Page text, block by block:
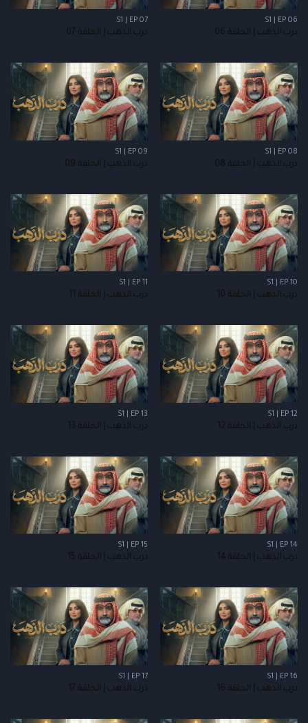
S1 | EP 06
درب الذهب | الحلقة 06
S1 | EP 07
درب الذهب | الحلقة 07
S1 | EP 08
درب الذهب | الحلقة 08
S1 | EP 09
درب الذهب | الحلقة 09
S1 | EP 10
درب الذهب | الحلقة 10
S1 | EP 11
درب الذهب | الحلقة 11
S1 | EP 12
درب الذهب | الحلقة 12
S1 | EP 13
درب الذهب | الحلقة 13
S1 | EP 14
درب الذهب | الحلقة 14
S1 | EP 15
درب الذهب | الحلقة 15
S1 | EP 16
درب الذهب | الحلقة 16
S1 | EP 17
درب الذهب | الحلقة 17